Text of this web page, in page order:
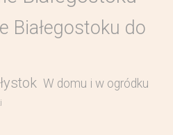
Białegostoku do
W domu i w ogródku